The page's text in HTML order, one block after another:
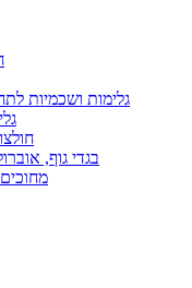
גלימות ושכמיות
בגדי גוף,